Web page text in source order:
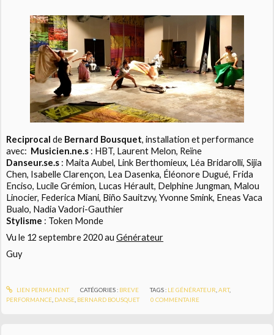
Reciprocal de Bernard Bousquet, installation et performance
avec: Musicien.ne.s : HBT, Laurent Melon, Reïne
Danseur.se.s : Maita Aubel, Link Berthomieux, Léa Bridarolli, Sijia
Chen, Isabelle Clarençon, Lea Dasenka, Éléonore Dugué, Frida
Enciso, Lucile Grémion, Lucas Hérault, Delphine Jungman, Malou
Linocier, Federica Miani, Biño Sauitzvy, Yvonne Smink, Eneas Vaca
Bualo, Nadia Vadori-Gauthier
Stylisme : Token Monde
Vu le 12 septembre 2020 auGénérateur
Guy
LIEN PERMANENT CATÉGORIES : BREVE TAGS : LE GÉNÉRATEUR ,ART,
PERFORMANCE DANSE BERNARD BOUSQUET 0 COMMENTAIRE